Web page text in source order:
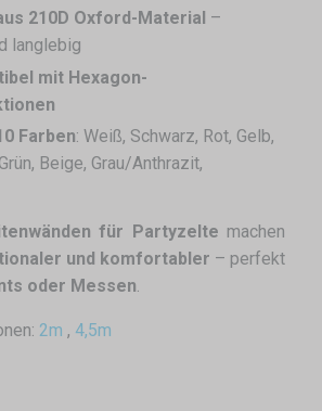
210D Oxford-Material –
langlebig
mit Hexagon-
Farben: Weiß, Schwarz, Rot, Gelb,
Beige, Grau/Anthrazit,
für Partyzelte machen
und komfortabler – perfekt
oder Messen.
2m , 4,5m